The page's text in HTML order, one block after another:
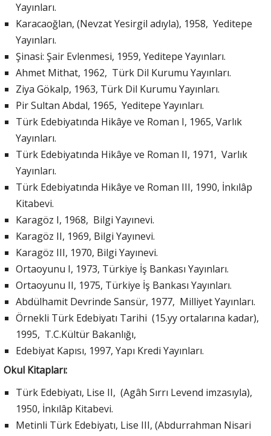
Yayınları.
Karacaoğlan, (Nevzat Yesirgil adıyla), 1958, Yeditepe
Yayınları.
Şinasi: Şair Evlenmesi, 1959, Yeditepe Yayınları.
Ahmet Mithat, 1962, Türk Dil Kurumu Yayınları.
Ziya Gökalp, 1963, Türk Dil Kurumu Yayınları.
Pir Sultan Abdal, 1965, Yeditepe Yayınları.
Türk Edebiyatında Hikâye ve Roman I, 1965, Varlık
Yayınları.
Türk Edebiyatında Hikâye ve Roman II, 1971, Varlık
Yayınları.
Türk Edebiyatında Hikâye ve Roman III, 1990, İnkılâp
Kitabevi.
Karagöz I, 1968, Bilgi Yayınevi.
Karagöz II, 1969, Bilgi Yayınevi.
Karagöz III, 1970, Bilgi Yayınevi.
Ortaoyunu I, 1973, Türkiye İş Bankası Yayınları.
Ortaoyunu II, 1975, Türkiye İş Bankası Yayınları.
Abdülhamit Devrinde Sansür, 1977, Milliyet Yayınları.
Örnekli Türk Edebiyatı Tarihi (15.yy ortalarına kadar),
1995, T.C.Kültür Bakanlığı,
Edebiyat Kapısı, 1997, Yapı Kredi Yayınları.
Okul Kitapları:
Türk Edebiyatı, Lise II, (Agâh Sırrı Levend imzasıyla),
1950, İnkılâp Kitabevi.
Metinli Türk Edebiyatı, Lise III, (Abdurrahman Nisari